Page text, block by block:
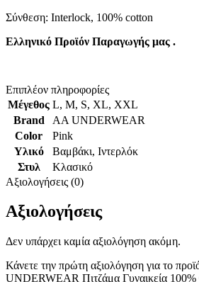
Σύνθεση: Interlock, 100% cotton
Ελληνικό Προϊόν Παραγωγής μας .
Επιπλέον πληροφορίες
Μέγεθος L, M, S, XL, XXL
Brand
AA UNDERWEAR
Color
Pink
Υλικό
Βαμβάκι, Ιντερλόκ
Στυλ
Κλασικό
Αξιολογήσεις (0)
Αξιολογήσεις
Δεν υπάρχει καμία αξιολόγηση ακόμη.
Κάνετε την πρώτη αξιολόγηση για το
UNDERWEAR Πιτζάμα Γυναικεία